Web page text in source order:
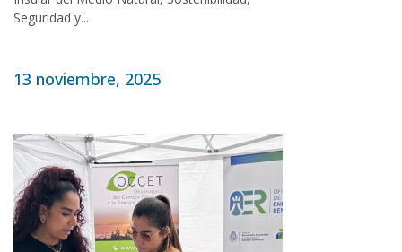
Seguridad y...
13 noviembre, 2025